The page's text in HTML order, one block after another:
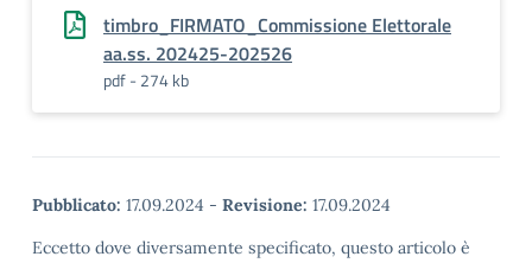
timbro_FIRMATO_Commissione Elettorale
aa.ss. 202425-202526
pdf - 274 kb
Pubblicato: 17.09.2024 - Revisione: 17.09.2024
Eccetto dove diversamente specificato, questo articolo è